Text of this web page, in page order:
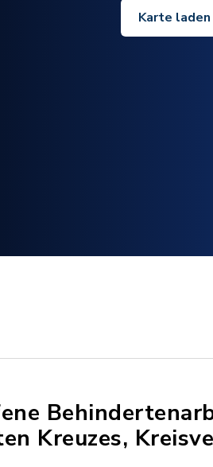
Karte laden
Kreuzes,